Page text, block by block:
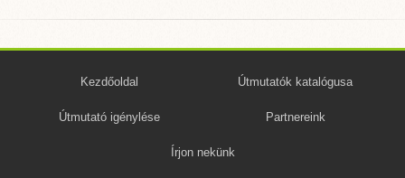
Kezdőoldal Útmutatók katalógusa
Útmutató igénylése Partnereink
Írjon nekünk